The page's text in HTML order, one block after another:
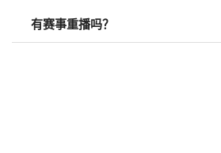
有赛事重播吗？